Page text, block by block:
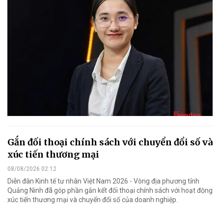
Gắn đối thoại chính sách với chuyển đổi số và
xúc tiến thương mại
08/08/2026 02:12
Diễn đàn Kinh tế tư nhân Việt Nam 2026 - Vòng địa phương tỉnh
Quảng Ninh đã góp phần gắn kết đối thoại chính sách với hoạt động
xúc tiến thương mại và chuyển đổi số của doanh nghiệp.